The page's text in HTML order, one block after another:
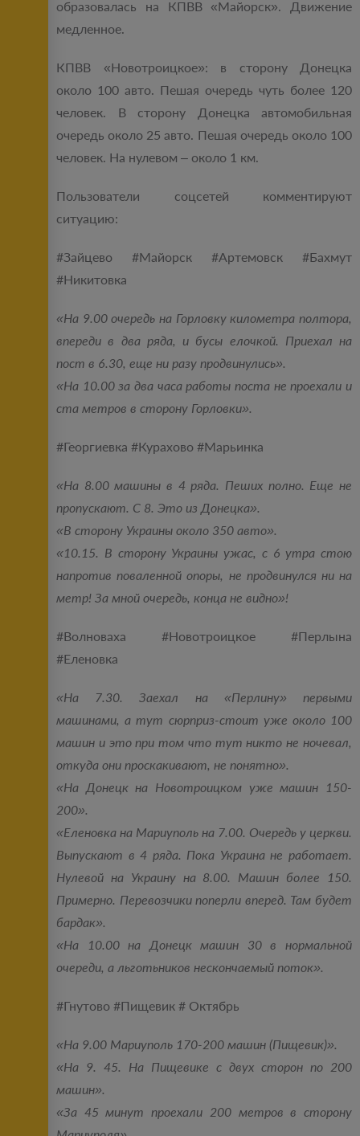
образовалась на КПВВ «Майорск». Движение
медленное.
КПВВ «Новотроицкое»: в сторону Донецка
около 100 авто. Пешая очередь чуть более 120
человек. В сторону Донецка автомобильная
очередь около 25 авто. Пешая очередь около 100
человек. На нулевом ‒ около 1 км.
Пользователи соцсетей комментируют
ситуацию:
#Зайцево #Майорск #Артемовск #Бахмут
#Никитовка
«На 9.00 очередь на Горловку километра полтора,
впереди в два ряда, и бусы елочкой. Приехал на
пост в 6.30, еще ни разу продвинулись».
«На 10.00 за два часа работы поста не проехали и
ста метров в сторону Горловки».
#Георгиевка #Курахово #Марьинка
«На 8.00 машины в 4 ряда. Пеших полно. Еще не
пропускают. С 8. Это из Донецка».
«В сторону Украины около 350 авто».
«10.15. В сторону Украины ужас, с 6 утра стою
напротив поваленной опоры, не продвинулся ни на
метр! За мной очередь, конца не видно»!
#Волноваха #Новотроицкое #Перлына
#Еленовка
«На 7.30. Заехал на «Перлину» первыми
машинами, а тут сюрприз-стоит уже около 100
машин и это при том что тут никто не ночевал,
откуда они проскакивают, не понятно».
«На Донецк на Новотроицком уже машин 150-
200».
«Еленовка на Мариуполь на 7.00. Очередь у церкви.
Выпускают в 4 ряда. Пока Украина не работает.
Нулевой на Украину на 8.00. Машин более 150.
Примерно. Перевозчики поперли вперед. Там будет
бардак».
«На 10.00 на Донецк машин 30 в нормальной
очереди, а льготьников нескончаемый поток».
#Гнутово #Пищевик # Октябрь
«На 9.00 Мариуполь 170-200 машин (Пищевик)».
«На 9. 45. На Пищевике с двух сторон по 200
машин».
«За 45 минут проехали 200 метров в сторону